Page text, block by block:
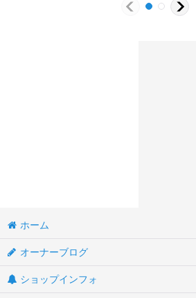
ホーム
オーナーブログ
ショップインフォ